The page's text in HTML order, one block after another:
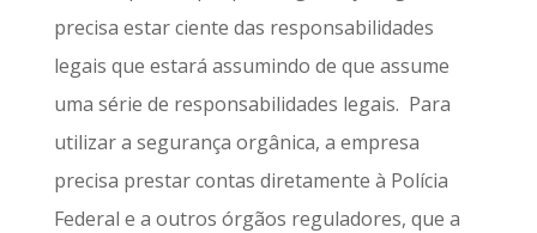
precisa estar ciente das responsabilidades
legais que estará assumindo de que assume
uma série de responsabilidades legais. Para
utilizar a segurança orgânica, a empresa
precisa prestar contas diretamente à Polícia
Federal e a outros órgãos reguladores, que a